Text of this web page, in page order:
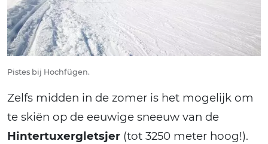
Pistes bij Hochfügen.
Zelfs midden in de zomer is het mogelijk om
te skiën op de eeuwige sneeuw van de
Hintertuxergletsjer (tot 3250 meter hoog!).